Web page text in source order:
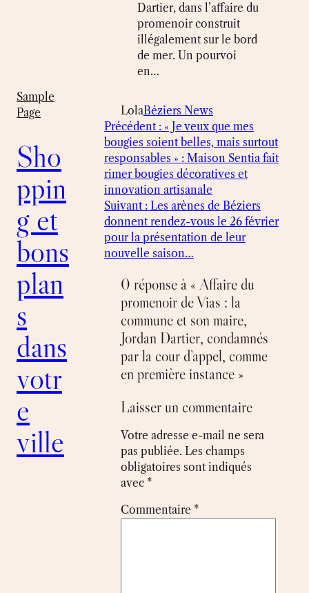
Sample
Page
Sho
ppin
g et
bons
plan
s
dans
votr
e
ville
Dartier, dans l’affaire du
promenoir construit
illégalement sur le bord
de mer. Un pourvoi
en…
LolaBéziers News
Précédent : « Je veux que mes
bougies soient belles, mais surtout
responsables » : Maison Sentia fait
rimer bougies décoratives et
innovation artisanale
Suivant : Les arènes de Béziers
donnent rendez-vous le 26 février
pour la présentation de leur
nouvelle saison…
0 réponse à « Affaire du
promenoir de Vias : la
commune et son maire,
Jordan Dartier, condamnés
par la cour d’appel, comme
en première instance »
Laisser un commentaire
Votre adresse e-mail ne sera
pas publiée. Les champs
obligatoires sont indiqués
avec *
Commentaire *